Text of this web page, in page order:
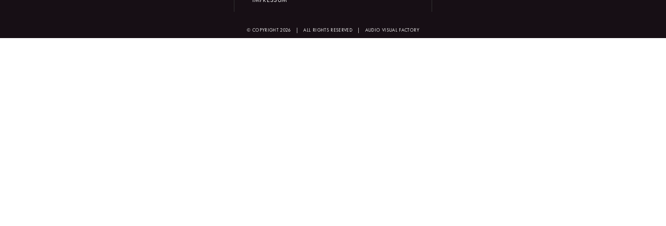
© COPYRIGHT 2026 | ALL RIGHTS RESERVED | AUDIO VISUAL FACTORY